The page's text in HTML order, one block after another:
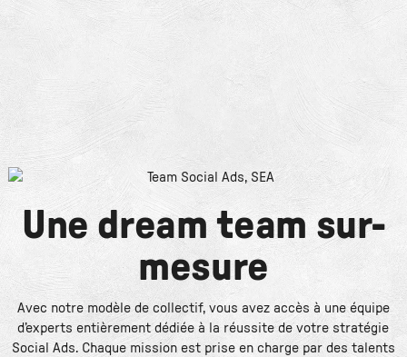
Une dream team sur-
mesure
Avec notre modèle de collectif, vous avez accès à une équipe
d’experts entièrement dédiée à la réussite de votre stratégie
Social Ads. Chaque mission est prise en charge par des talents